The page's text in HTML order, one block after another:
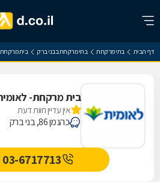
דף הבית בתי מרקחת בתי מרקחת בבני ברק בית
בית מרקחת-
אין עדיין חוות דעת
כהנמן 86, בני ברק
03-6717713